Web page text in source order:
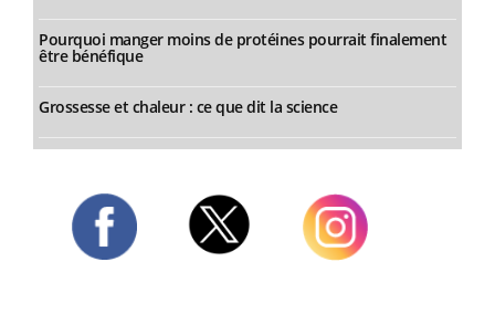
Pourquoi manger moins de protéines pourrait finalement
être bénéfique
Grossesse et chaleur : ce que dit la science